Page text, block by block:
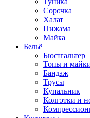
Туника
Сорочка
Халат
Пижама
Майка
Бельё
Бюстгальтер
Топы и майки
Бандаж
Трусы
Купальник
Колготки и